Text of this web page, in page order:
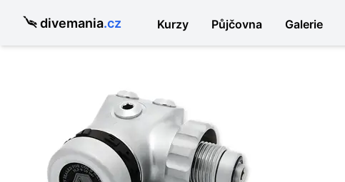
divemania.cz Kurzy Půjčovna Galerie